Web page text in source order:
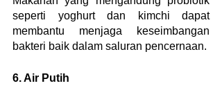
seperti yoghurt dan kimchi dapat
membantu menjaga keseimbangan
bakteri baik dalam saluran pencernaan.
6. Air Putih